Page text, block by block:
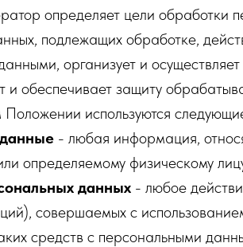
определяет цели обработки
подлежащих обработке,
организует и
и обеспечивает защиту
используются
- любая информация,
определяемому физическому
данных - любое
совершаемых с
средств с персональными